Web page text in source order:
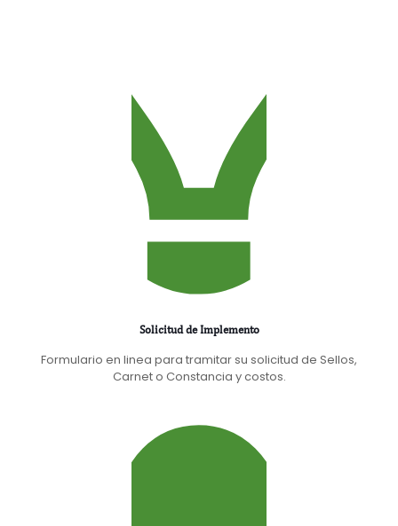
Solicitud de Implemento
Formulario en linea para tramitar su solicitud de Sellos,
Carnet o Constancia y costos.